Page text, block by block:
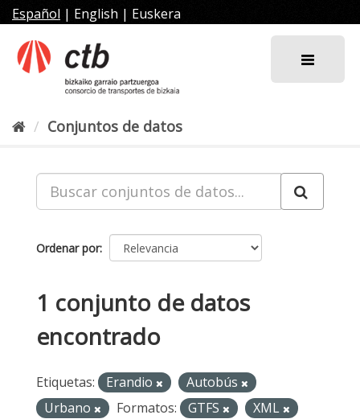
al
contenido
Español | English | Euskera
Conjuntos de datos
Ordenar por
1 conjunto de datos
encontrado
Etiquetas: Erandio
Autobús
Urbano
Formatos: GTFS XML